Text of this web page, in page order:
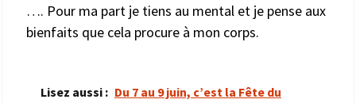
…. Pour ma part je tiens au mental et je pense aux
bienfaits que cela procure à mon corps.
Lisez aussi : Du 7 au 9 juin, c’est la Fête du